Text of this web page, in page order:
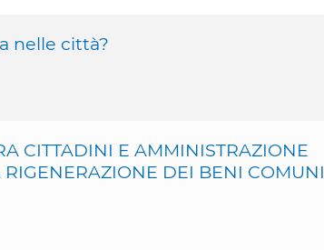
nelle città?
CITTADINI E AMMINISTRAZIONE
DEI BENI COMUNI